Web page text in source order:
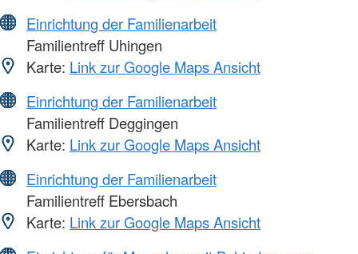
Einrichtung der Familienarbeit
Familientreff Uhingen
Karte: Link zur Google Maps Ansicht
Einrichtung der Familienarbeit
Familientreff Deggingen
Karte: Link zur Google Maps Ansicht
Einrichtung der Familienarbeit
Familientreff Ebersbach
Karte: Link zur Google Maps Ansicht